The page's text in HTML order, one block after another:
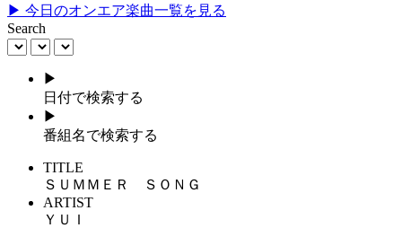
▶ 今日のオンエア楽曲一覧を見る
Search
▶
日付で検索する
▶
番組名で検索する
TITLE
ＳＵＭＭＥＲ ＳＯＮＧ
ARTIST
ＹＵＩ